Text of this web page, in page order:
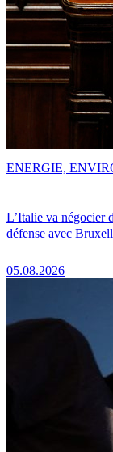
L’Italie va négocier
défense avec
05.08.2026
ENERGIE,